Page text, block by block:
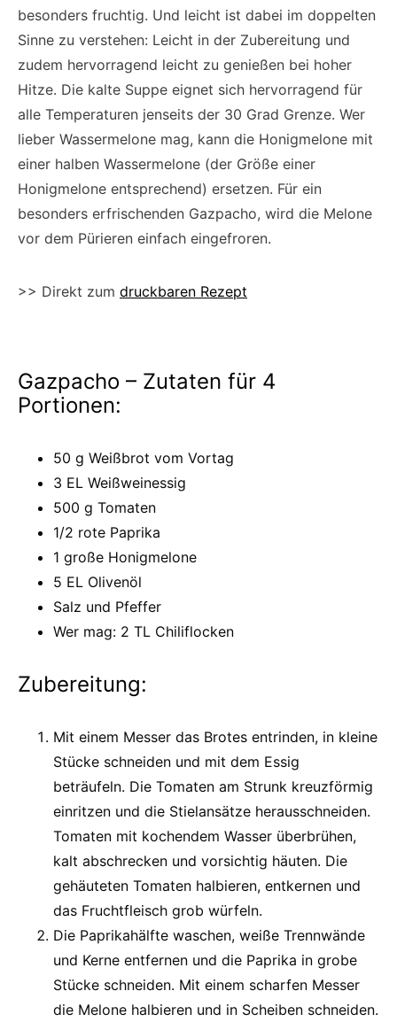
besonders fruchtig. Und leicht ist dabei im doppelten
Sinne zu verstehen: Leicht in der Zubereitung und
zudem hervorragend leicht zu genießen bei hoher
Hitze. Die kalte Suppe eignet sich hervorragend für
alle Temperaturen jenseits der 30 Grad Grenze. Wer
lieber Wassermelone mag, kann die Honigmelone mit
einer halben Wassermelone (der Größe einer
Honigmelone entsprechend) ersetzen. Für ein
besonders erfrischenden Gazpacho, wird die Melone
vor dem Pürieren einfach eingefroren.
>> Direkt zum druckbaren Rezept
Gazpacho – Zutaten für 4
Portionen:
50 g Weißbrot vom Vortag
3 EL Weißweinessig
500 g Tomaten
1/2 rote Paprika
1 große Honigmelone
5 EL Olivenöl
Salz und Pfeffer
Wer mag: 2 TL Chiliflocken
Zubereitung:
Mit einem Messer das Brotes entrinden, in kleine
Stücke schneiden und mit dem Essig
beträufeln. Die Tomaten am Strunk kreuzförmig
einritzen und die Stielansätze herausschneiden.
Tomaten mit kochendem Wasser überbrühen,
kalt abschrecken und vorsichtig häuten. Die
gehäuteten Tomaten halbieren, entkernen und
das Fruchtfleisch grob würfeln.
Die Paprikahälfte waschen, weiße Trennwände
und Kerne entfernen und die Paprika in grobe
Stücke schneiden. Mit einem scharfen Messer
die Melone halbieren und in Scheiben schneiden.